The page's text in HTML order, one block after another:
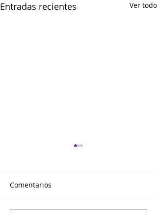
Entradas recientes Ver todo
Comentarios